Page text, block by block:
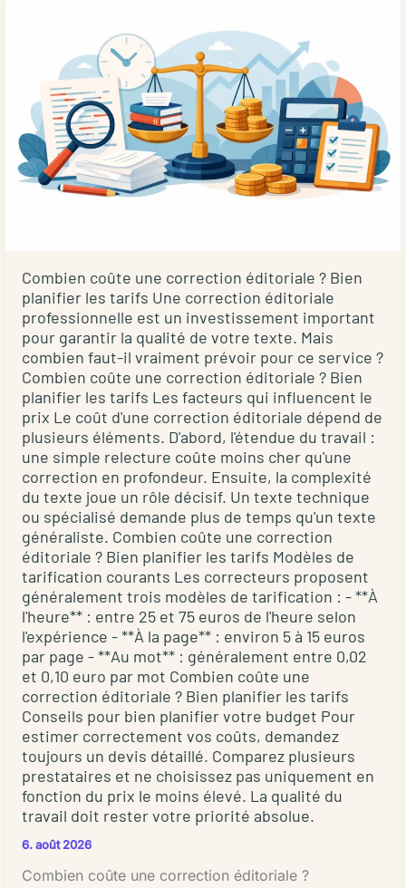
votre
texte
?
Combien coûte une correction éditoriale ? Bien
planifier les tarifs Une correction éditoriale
professionnelle est un investissement important
pour garantir la qualité de votre texte. Mais
combien faut-il vraiment prévoir pour ce service ?
Combien coûte une correction éditoriale ? Bien
planifier les tarifs Les facteurs qui influencent le
prix Le coût d'une correction éditoriale dépend de
plusieurs éléments. D'abord, l'étendue du travail :
une simple relecture coûte moins cher qu'une
correction en profondeur. Ensuite, la complexité
du texte joue un rôle décisif. Un texte technique
ou spécialisé demande plus de temps qu'un texte
généraliste. Combien coûte une correction
éditoriale ? Bien planifier les tarifs Modèles de
tarification courants Les correcteurs proposent
généralement trois modèles de tarification : - **À
l'heure** : entre 25 et 75 euros de l'heure selon
l'expérience - **À la page** : environ 5 à 15 euros
par page - **Au mot** : généralement entre 0,02
et 0,10 euro par mot Combien coûte une
correction éditoriale ? Bien planifier les tarifs
Conseils pour bien planifier votre budget Pour
estimer correctement vos coûts, demandez
toujours un devis détaillé. Comparez plusieurs
prestataires et ne choisissez pas uniquement en
fonction du prix le moins élevé. La qualité du
travail doit rester votre priorité absolue.
6. août 2026
Combien coûte une correction éditoriale ?